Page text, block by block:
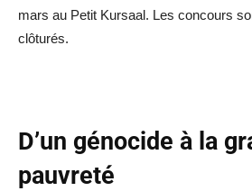
mars au Petit Kursaal. Les concours
clôturés.
D’un génocide à la
pauvreté